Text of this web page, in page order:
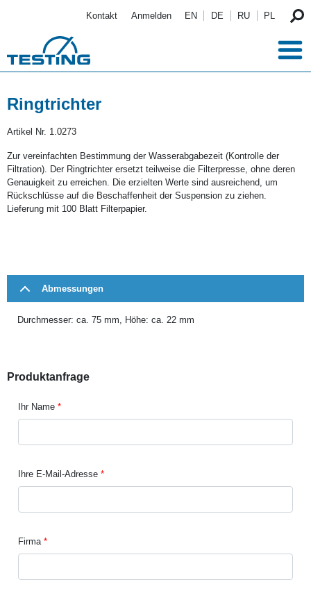
Kontakt Anmelden EN DE RU PL
Ringtrichter
Artikel Nr. 1.0273
Zur vereinfachten Bestimmung der Wasserabgabezeit (Kontrolle der
Filtration). Der Ringtrichter ersetzt teilweise die Filterpresse, ohne deren
Genauigkeit zu erreichen. Die erzielten Werte sind ausreichend, um
Rückschlüsse auf die Beschaffenheit der Suspension zu ziehen.
Lieferung mit 100 Blatt Filterpapier.
Abmessungen
Durchmesser: ca. 75 mm, Höhe: ca. 22 mm
Produktanfrage
Ihr Name
Ihre E-Mail-Adresse
Firma